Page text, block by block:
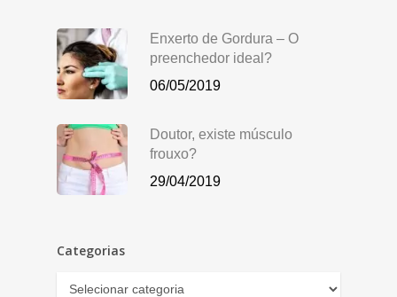
Enxerto de Gordura – O
preenchedor ideal?
06/05/2019
Doutor, existe músculo
frouxo?
29/04/2019
Categorias
Categorias